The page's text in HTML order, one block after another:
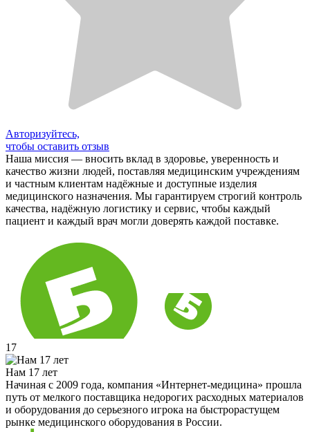
Авторизуйтесь,
чтобы оставить отзыв
Наша миссия — вносить вклад в здоровье, уверенность и
качество жизни людей, поставляя медицинским учреждениям
и частным клиентам надёжные и доступные изделия
медицинского назначения. Мы гарантируем строгий контроль
качества, надёжную логистику и сервис, чтобы каждый
пациент и каждый врач могли доверять каждой поставке.
17
Нам 17 лет
Начиная с 2009 года, компания «Интернет-медицина» прошла
путь от мелкого поставщика недорогих расходных материалов
и оборудования до серьезного игрока на быстрорастущем
рынке медицинского оборудования в России.